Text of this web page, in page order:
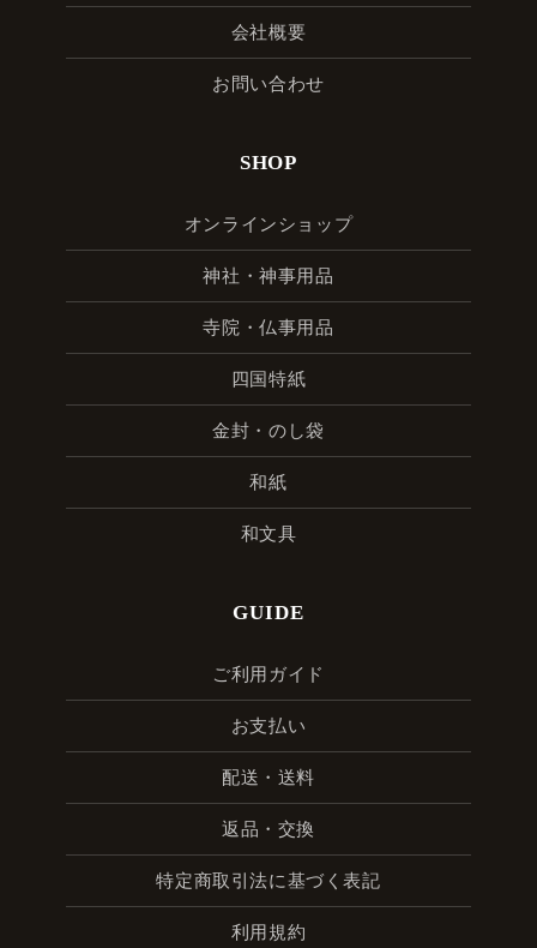
会社概要
お問い合わせ
SHOP
オンラインショップ
神社・神事用品
寺院・仏事用品
四国特紙
金封・のし袋
和紙
和文具
GUIDE
ご利用ガイド
お支払い
配送・送料
返品・交換
特定商取引法に基づく表記
利用規約